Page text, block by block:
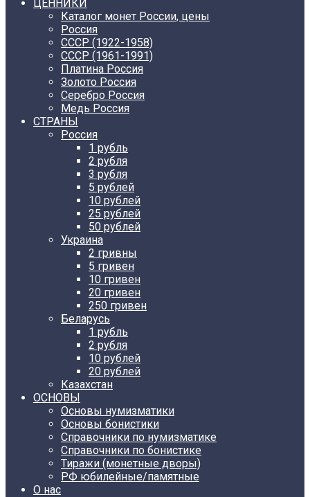
ЦЕННИКИ
Каталог монет России, цены
Россия
СССР (1922-1958)
CCCР (1961-1991)
Платина Россия
Золото Россия
Серебро Россия
Медь Россия
СТРАНЫ
Россия
1 рубль
2 рубля
3 рубля
5 рублей
10 рублей
25 рублей
50 рублей
Украина
2 гривны
5 гривен
10 гривен
20 гривен
250 гривен
Беларусь
1 рубль
2 рубля
10 рублей
20 рублей
Казахстан
ОСНОВЫ
Основы нумизматики
Основы бонистики
Справочники по нумизматике
Справочники по бонистике
Тиражи (монетные дворы)
РФ юбилейные/памятные
О нас